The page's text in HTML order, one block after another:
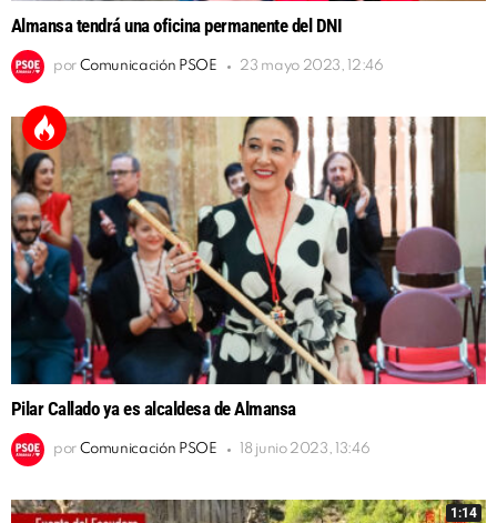
Almansa tendrá una oficina permanente del DNI
por Comunicación PSOE 23 mayo 2023, 12:46
Pilar Callado ya es alcaldesa de Almansa
por Comunicación PSOE 18 junio 2023, 13:46
1:14